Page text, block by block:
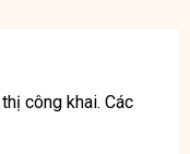
công khai. Các